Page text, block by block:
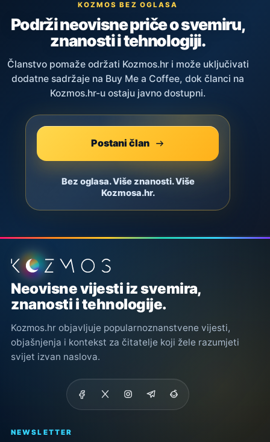
KOZMOS BEZ OGLASA
Podrži neovisne priče o svemiru,
znanosti i tehnologiji.
Članstvo pomaže održati Kozmos.hr i može uključivati
dodatne sadržaje na Buy Me a Coffee, dok članci na
Kozmos.hr-u ostaju javno dostupni.
Postani član
Bez oglasa. Više znanosti. Više
Kozmosa.hr.
Podnožje stranice
Neovisne vijesti iz svemira,
znanosti i tehnologije.
Kozmos.hr objavljuje popularnoznanstvene vijesti,
objašnjenja i kontekst za čitatelje koji žele razumjeti
svijet izvan naslova.
NEWSLETTER